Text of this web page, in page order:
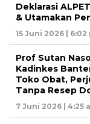
Deklarasi
& Utamakan
15 Juni 2026 | 6:02
Prof Sutan
Kadinkes
Toko Obat,
Tanpa Resep
7 Juni 2026 | 4:25